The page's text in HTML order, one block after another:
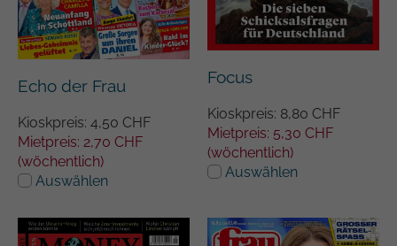
Echo der Frau
Kioskpreis: 4,50 CHF
Mietpreis: 2,70 CHF
(wöchentlich)
Auswählen
Focus
Kioskpreis: 8,80 CHF
Mietpreis: 5,30 CHF
(wöchentlich)
Auswählen